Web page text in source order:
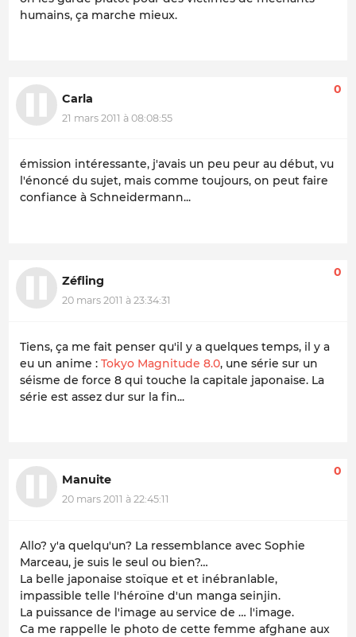
humains, ça marche mieux.
Carla
21 mars 2011 à 08:08:55
0
émission intéressante, j'avais un peu peur au début, vu
l'énoncé du sujet, mais comme toujours, on peut faire
confiance à Schneidermann...
Zéfling
20 mars 2011 à 23:34:31
0
Tiens, ça me fait penser qu'il y a quelques temps, il y a
eu un anime : Tokyo Magnitude 8.0, une série sur un
séisme de force 8 qui touche la capitale japonaise. La
série est assez dur sur la fin...
Manuite
20 mars 2011 à 22:45:11
0
Allo? y'a quelqu'un? La ressemblance avec Sophie
Marceau, je suis le seul ou bien?…
La belle japonaise stoïque et et inébranlable,
impassible telle l'héroïne d'un manga seinjin.
La puissance de l'image au service de … l'image.
Ca me rappelle le photo de cette femme afghane aux